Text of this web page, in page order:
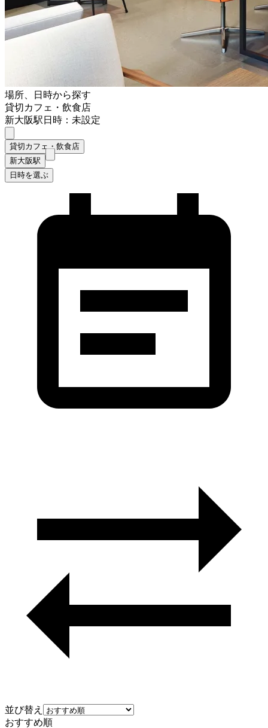
場所、日時から探す
貸切カフェ・飲食店
新大阪駅日時：未設定
貸切カフェ・飲食店
新大阪駅
日時を選ぶ
並び替え
おすすめ順